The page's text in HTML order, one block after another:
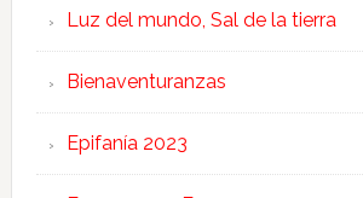
Luz del mundo, Sal de la tierra
Bienaventuranzas
Epifanía 2023